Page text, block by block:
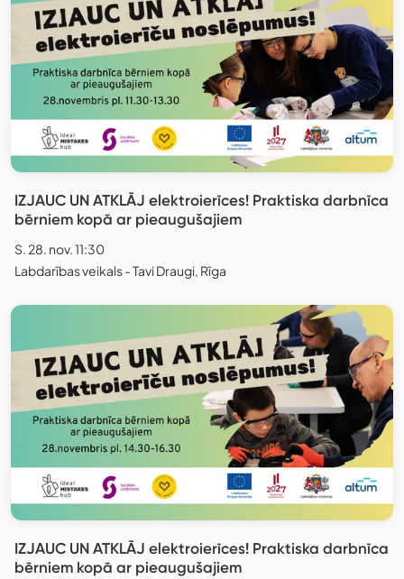
IZJAUC UN ATKLĀJ elektroierīces! Praktiska darbnīca
bērniem kopā ar pieaugušajiem
S. 28. nov. 11:30
Labdarības veikals - Tavi Draugi, Rīga
IZJAUC UN ATKLĀJ elektroierīces! Praktiska darbnīca
bērniem kopā ar pieaugušajiem